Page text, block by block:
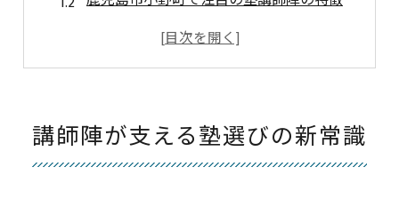
理想の塾を見極める講師陣チェック法
未経験者も安心の塾勤務とは
未経験者歓迎の塾が選ばれる理由を解説
講師陣が支える塾選びの新常識